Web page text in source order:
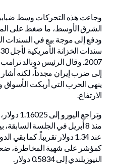
وجاءت هذه التحركات وسط
الشرق الأوسط، ما ضغط على
ودفع إلى موجة بيع في السندات
2007. وقال الرئيس دونالد
إلى ضرب إيران مجدداً، لكنه أشار
ينهي الحرب التي أربكت
الارتفاع.
وتراجع
منذ 8 أبريل في الجلسة
عند 1.34 دولار تقريباً. كما
النيوزيلندي إلى 0.5834 دولار.